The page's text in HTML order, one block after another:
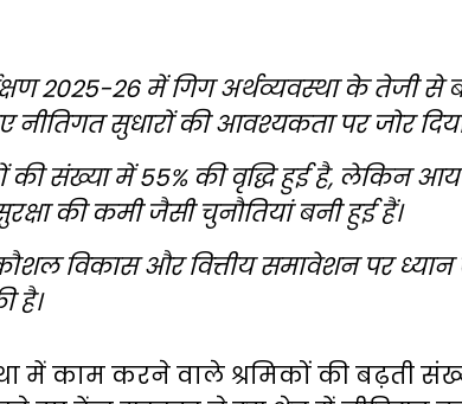
2025-26 में गिग अर्थव्यवस्था के तेजी से
नीतिगत सुधारों की आवश्यकता पर जोर
की संख्या में 55% की वृद्धि हुई है, लेकिन
की कमी जैसी चुनौतियां बनी हुई हैं।
विकास और वित्तीय समावेशन पर ध्यान
है।
में काम करने वाले श्रमिकों की बढ़ती